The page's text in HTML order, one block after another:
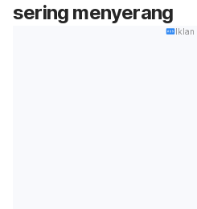
sering menyerang
Iklan